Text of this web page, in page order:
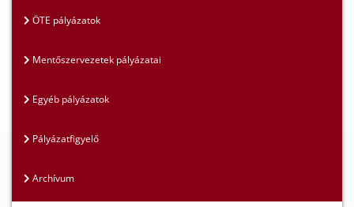
ÖTE pályázatok
Mentőszervezetek pályázatai
Egyéb pályázatok
Pályázatfigyelő
Archívum